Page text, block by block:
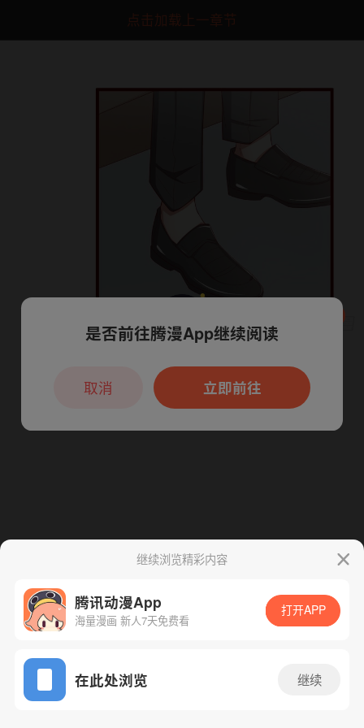
点击加载上一章节
App免费看
下一话 腾漫App免费看
继续浏览精彩内容
腾讯动漫App
海量漫画 新人7天免费看
打开APP
在此处浏览 继续
本章节仅支持App阅读，可打开App新用
户7天免费看
是否前往腾漫App继续阅读
立即前往
取消